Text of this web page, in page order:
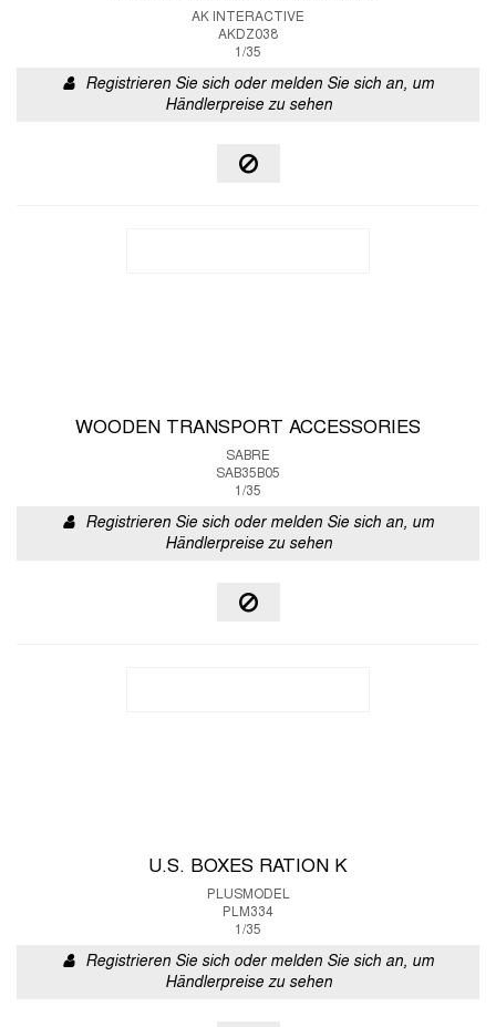
AK INTERACTIVE
AKDZ038
1/35
Registrieren Sie sich oder melden Sie sich an, um
Händlerpreise zu sehen
WOODEN TRANSPORT ACCESSORIES
SABRE
SAB35B05
1/35
Registrieren Sie sich oder melden Sie sich an, um
Händlerpreise zu sehen
U.S. BOXES RATION K
PLUSMODEL
PLM334
1/35
Registrieren Sie sich oder melden Sie sich an, um
Händlerpreise zu sehen